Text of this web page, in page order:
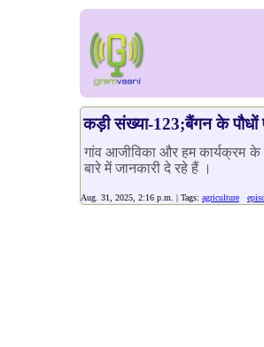
कड़ी संख्या-123;बैंगन के
गांव आजीविका और हम कार्यक्रम के
बारे में जानकारी दे रहे हैं ।
Aug. 31, 2025, 2:16 p.m. | Tags: agriculture